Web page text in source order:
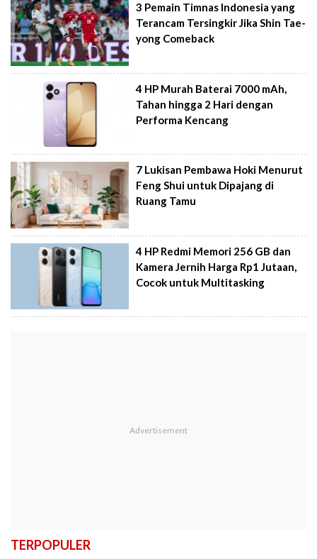
3 Pemain Timnas Indonesia yang
Terancam Tersingkir Jika Shin Tae-
yong Comeback
4 HP Murah Baterai 7000 mAh,
Tahan hingga 2 Hari dengan
Performa Kencang
7 Lukisan Pembawa Hoki Menurut
Feng Shui untuk Dipajang di
Ruang Tamu
4 HP Redmi Memori 256 GB dan
Kamera Jernih Harga Rp1 Jutaan,
Cocok untuk Multitasking
TERPOPULER